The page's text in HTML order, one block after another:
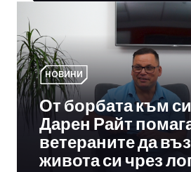
От борбата към силата: Как
НОВИНИ
От борбата към
Дарен Райт
ветераните да
живота си чрез